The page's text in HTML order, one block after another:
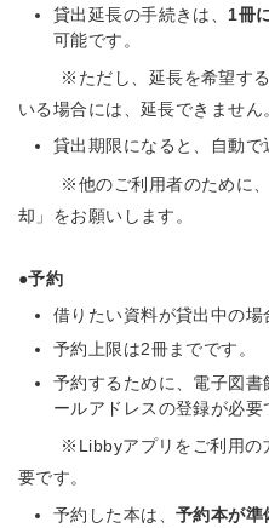
貸出延長の手続きは、 1冊
可能です。
※ただし、延長を希望する
いる場合には、延長できません
貸出期限になると、自動で
※他のご利用者のために、
却」をお願いします。
●予約
借りたい資料が貸出中の場
予約上限は2冊までです。
予約するために、電子図
ールアドレスの登録が必要
※Libbyアプリをご利用の方
要です。
予約した本は、 予約本が準